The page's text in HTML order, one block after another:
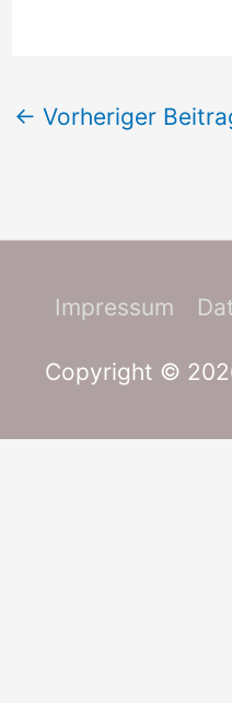
← Vorheriger
Impressum
Copyright ©